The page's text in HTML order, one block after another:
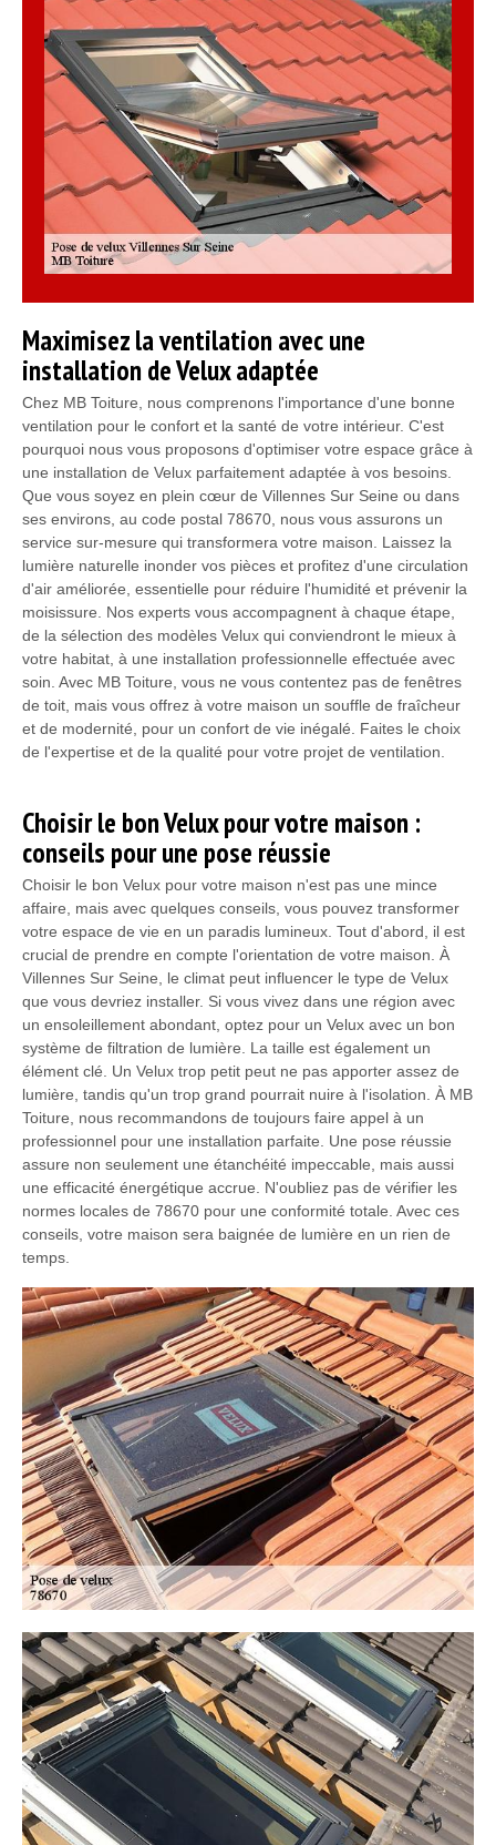
Maximisez la ventilation avec une
installation de Velux adaptée
Chez MB Toiture, nous comprenons l'importance d'une bonne
ventilation pour le confort et la santé de votre intérieur. C'est
pourquoi nous vous proposons d'optimiser votre espace grâce à
une installation de Velux parfaitement adaptée à vos besoins.
Que vous soyez en plein cœur de Villennes Sur Seine ou dans
ses environs, au code postal 78670, nous vous assurons un
service sur-mesure qui transformera votre maison. Laissez la
lumière naturelle inonder vos pièces et profitez d'une circulation
d'air améliorée, essentielle pour réduire l'humidité et prévenir la
moisissure. Nos experts vous accompagnent à chaque étape,
de la sélection des modèles Velux qui conviendront le mieux à
votre habitat, à une installation professionnelle effectuée avec
soin. Avec MB Toiture, vous ne vous contentez pas de fenêtres
de toit, mais vous offrez à votre maison un souffle de fraîcheur
et de modernité, pour un confort de vie inégalé. Faites le choix
de l'expertise et de la qualité pour votre projet de ventilation.
Choisir le bon Velux pour votre maison :
conseils pour une pose réussie
Choisir le bon Velux pour votre maison n'est pas une mince
affaire, mais avec quelques conseils, vous pouvez transformer
votre espace de vie en un paradis lumineux. Tout d'abord, il est
crucial de prendre en compte l'orientation de votre maison. À
Villennes Sur Seine, le climat peut influencer le type de Velux
que vous devriez installer. Si vous vivez dans une région avec
un ensoleillement abondant, optez pour un Velux avec un bon
système de filtration de lumière. La taille est également un
élément clé. Un Velux trop petit peut ne pas apporter assez de
lumière, tandis qu'un trop grand pourrait nuire à l'isolation. À MB
Toiture, nous recommandons de toujours faire appel à un
professionnel pour une installation parfaite. Une pose réussie
assure non seulement une étanchéité impeccable, mais aussi
une efficacité énergétique accrue. N'oubliez pas de vérifier les
normes locales de 78670 pour une conformité totale. Avec ces
conseils, votre maison sera baignée de lumière en un rien de
temps.